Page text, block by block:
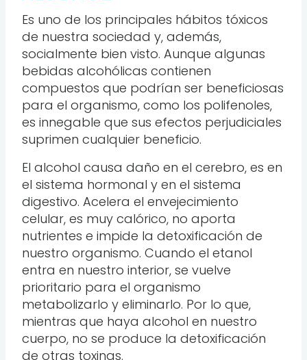
Es uno de los principales hábitos tóxicos
de nuestra sociedad y, además,
socialmente bien visto. Aunque algunas
bebidas alcohólicas contienen
compuestos que podrían ser beneficiosas
para el organismo, como los polifenoles,
es innegable que sus efectos perjudiciales
suprimen cualquier beneficio.
El alcohol causa daño en el cerebro, es en
el sistema hormonal y en el sistema
digestivo. Acelera el envejecimiento
celular, es muy calórico, no aporta
nutrientes e impide la detoxificación de
nuestro organismo. Cuando el etanol
entra en nuestro interior, se vuelve
prioritario para el organismo
metabolizarlo y eliminarlo. Por lo que,
mientras que haya alcohol en nuestro
cuerpo, no se produce la detoxificación
de otras toxinas.